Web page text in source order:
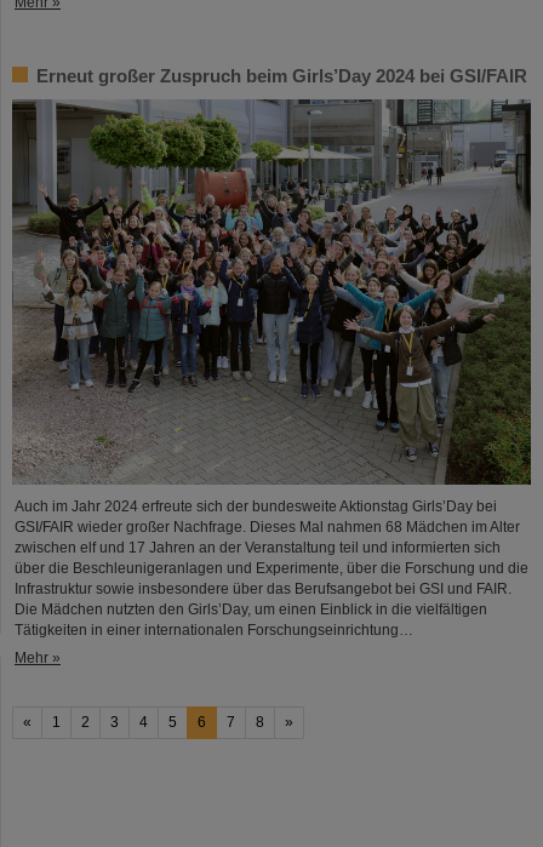
Erneut großer Zuspruch beim Girls’Day 2024 bei GSI/FAIR
Auch im Jahr 2024 erfreute sich der bundesweite Aktionstag Girls’Day bei
GSI/FAIR wieder großer Nachfrage. Dieses Mal nahmen 68 Mädchen im Alter
zwischen elf und 17 Jahren an der Veranstaltung teil und informierten sich
über die Beschleunigeranlagen und Experimente, über die Forschung und die
Infrastruktur sowie insbesondere über das Berufsangebot bei GSI und FAIR.
Die Mädchen nutzten den Girls’Day, um einen Einblick in die vielfältigen
Tätigkeiten in einer internationalen Forschungseinrichtung…
Mehr »
« 1 2 3 4 5 6 7 8 »